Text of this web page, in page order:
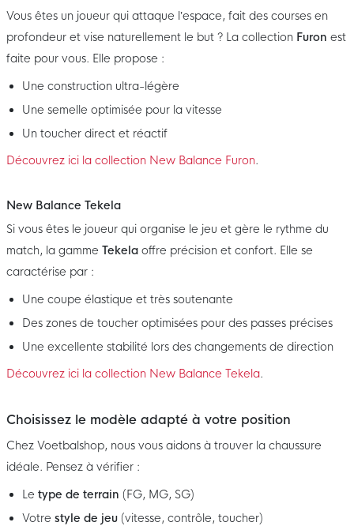
Vous êtes un joueur qui attaque l’espace, fait des courses en
profondeur et vise naturellement le but ? La collection Furon est
faite pour vous. Elle propose :
Une construction ultra-légère
Une semelle optimisée pour la vitesse
Un toucher direct et réactif
Découvrez ici la collection New Balance Furon.
New Balance Tekela
Si vous êtes le joueur qui organise le jeu et gère le rythme du
match, la gamme Tekela offre précision et confort. Elle se
caractérise par :
Une coupe élastique et très soutenante
Des zones de toucher optimisées pour des passes précises
Une excellente stabilité lors des changements de direction
Découvrez ici la collection New Balance Tekela.
Choisissez le modèle adapté à votre position
Chez Voetbalshop, nous vous aidons à trouver la chaussure
idéale. Pensez à vérifier :
Le type de terrain (FG, MG, SG)
Votre style de jeu (vitesse, contrôle, toucher)